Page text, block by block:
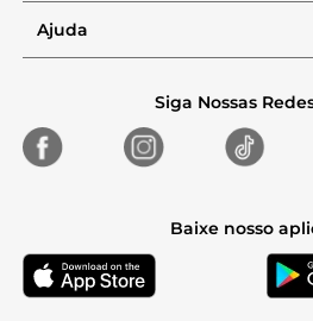
Ajuda
Siga Nossas
Baixe nosso